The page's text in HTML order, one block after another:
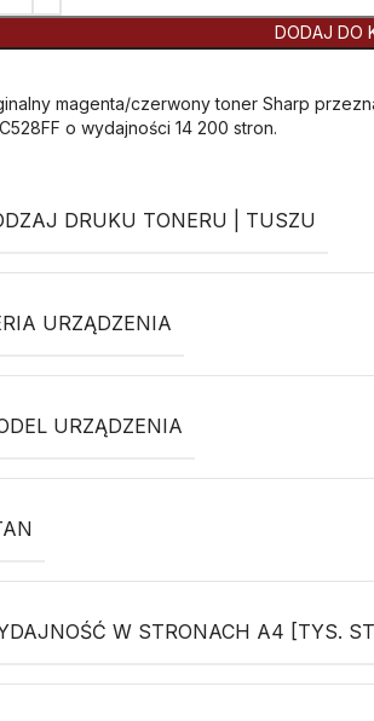
DODAJ DO
magenta/czerwony toner Sharp
o wydajności 14 200 stron.
DRUKU TONERU | TUSZU
URZĄDZENIA
URZĄDZENIA
W STRONACH A4 [TYS.